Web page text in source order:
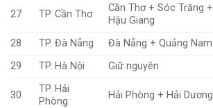
27 TP. Cần Thơ
Cần Thơ + Sóc Trăng +
Hậu Giang
28 TP. Đà Nẵng Đà Nẵng + Quảng Nam
29
TP. Hà Nội Giữ nguyên
30
TP. Hải
Phòng
Hải Phòng + Hải Dương